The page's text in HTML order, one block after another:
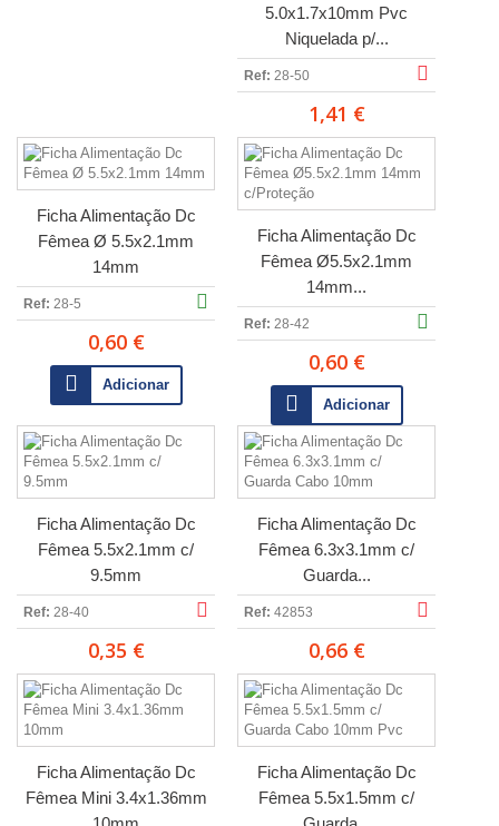
5.0x1.7x10mm Pvc
Niquelada p/...
Ref: 28-50
1,41 €
Ficha Alimentação Dc
Fêmea Ø 5.5x2.1mm
14mm
Ref: 28-5
0,60 €
Adicionar
Ficha Alimentação Dc
Fêmea Ø5.5x2.1mm
14mm...
Ref: 28-42
0,60 €
Adicionar
Ficha Alimentação Dc
Fêmea 5.5x2.1mm c/
9.5mm
Ref: 28-40
0,35 €
Ficha Alimentação Dc
Fêmea 6.3x3.1mm c/
Guarda...
Ref: 42853
0,66 €
Ficha Alimentação Dc
Fêmea Mini 3.4x1.36mm
Ficha Alimentação Dc
Fêmea 5.5x1.5mm c/